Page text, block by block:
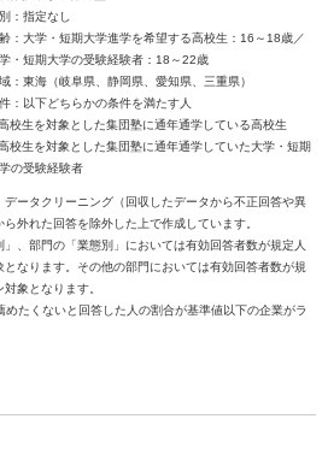
：指定なし
：大学・短期大学進学を希望する高校生：16～18歳／
・短期大学の受験経験者：18～22歳
：東海（岐阜県、静岡県、愛知県、三重県）
：以下どちらかの条件を満たす人
校生を対象とした集団塾に通年通学している高校生
校生を対象とした集団塾に通年通学していた大学・短期
の受験経験者
ータクリーニング（回収したデータから不正回答や異
外れた回答を除外した上で作成しています。
、部門の「業態別」においては有効回答者数が規定人
なります。その他の部門においては有効回答者数が規
象となります。
たくないと回答した人の割合が基準値以下の企業がラ